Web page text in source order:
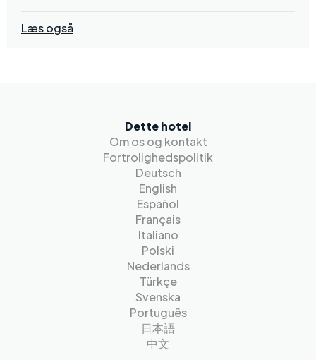
Læs også
Dette hotel
Om os og kontakt
Fortrolighedspolitik
Deutsch
English
Español
Français
Italiano
Polski
Nederlands
Türkçe
Svenska
Português
日本語
中文